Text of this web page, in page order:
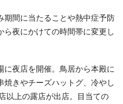
間に当たることや熱中症予防
ら夜にかけての時間帯に変更し
夜店を開催。鳥居から本殿に
焼きやチーズハットグ、冷やし
以上の露店が出店。目当ての